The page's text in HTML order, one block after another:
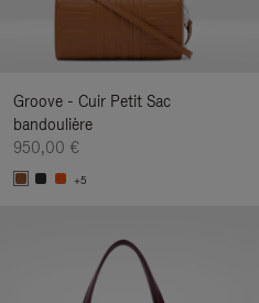
Groove - Cuir Petit Sac
bandoulière
950,00 €
+5